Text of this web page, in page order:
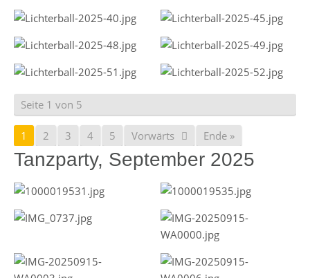
Seite 1 von 5
1 2 3 4 5 Vorwärts Ende »
Tanzparty, September 2025